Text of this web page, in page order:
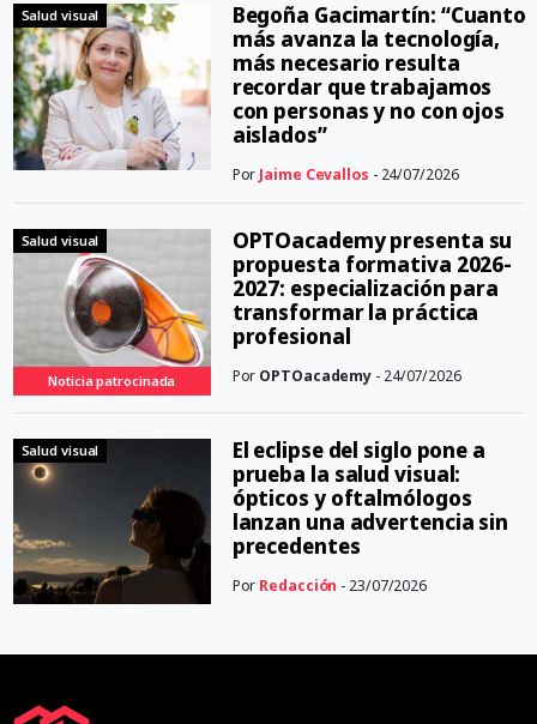
Salud visual
Begoña Gacimartín: “Cuanto
más avanza la tecnología,
más necesario resulta
recordar que trabajamos
con personas y no con ojos
aislados”
PorJaime Cevallos - 24/07/2026
Salud visual
Noticia patrocinada
OPTOacademy presenta su
propuesta formativa 2026-
2027: especialización para
transformar la práctica
profesional
Por OPTOacademy - 24/07/2026
Salud visual
El eclipse del siglo pone a
prueba la salud visual:
ópticos y oftalmólogos
lanzan una advertencia sin
precedentes
Por Redacción - 23/07/2026